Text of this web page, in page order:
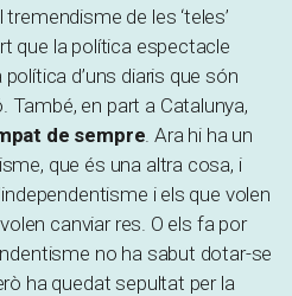
de les ‘teles’
que la política espectacle
d’uns diaris que són
en part a Catalunya,
de sempre. Ara hi ha un
que és una altra cosa, i
i els que volen
canviar res. O els fa por
no ha sabut dotar-se
ha quedat sepultat per la